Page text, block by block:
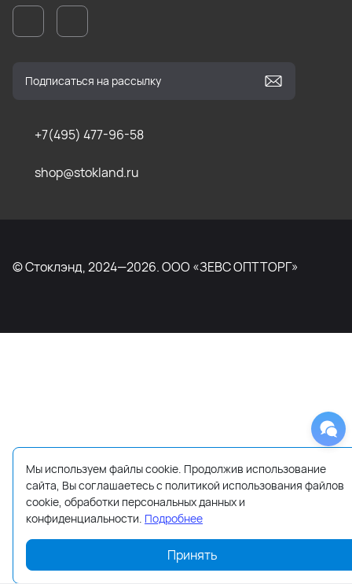
+7(495) 477-96-58
shop@stokland.ru
© Стоклэнд, 2024—2026. ООО «ЗЕВС ОПТТОРГ»
Мы используем файлы cookie. Продолжив использование
сайта, Вы соглашаетесь с политикой использования файлов
cookie, обработки персональных данных и
конфиденциальности. Подробнее
Принять